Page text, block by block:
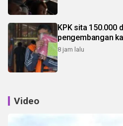
KPK sita 150.000
pengembangan
8 jam lalu
Video